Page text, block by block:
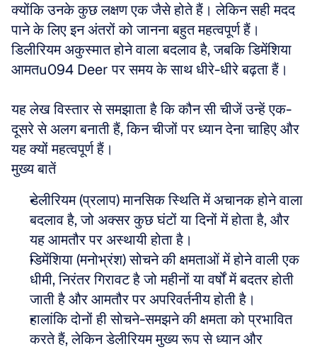
क्योंकि उनके कुछ लक्षण एक जैसे होते हैं। लेकिन सही मदद
पाने के लिए इन अंतरों को जानना बहुत महत्वपूर्ण हैं।
डिलीरियम अकुस्मात होने वाला बदलाव है, जबकि डिमेंशिया
आमतu094 Deer पर समय के साथ धीरे-धीरे बढ़ता हैं।
यह लेख विस्तार से समझाता है कि कौन सी चीजें उन्हें एक-
दूसरे से अलग बनाती हैं, किन चीजों पर ध्यान देना चाहिए और
यह क्यों महत्वपूर्ण हैं।
मुख्य बातें
डेलीरियम (प्रलाप) मानसिक स्थिति में अचानक होने वाला
बदलाव है, जो अक्सर कुछ घंटों या दिनों में होता है, और
यह आमतौर पर अस्थायी होता है।
डिमेंशिया (मनोभ्रंश) सोचने की क्षमताओं में होने वाली एक
धीमी, निरंतर गिरावट है जो महीनों या वर्षों में बदतर होती
जाती है और आमतौर पर अपरिवर्तनीय होती है।
हालांकि दोनों ही सोचने-समझने की क्षमता को प्रभावित
करते हैं, लेकिन डेलीरियम मुख्य रूप से ध्यान और